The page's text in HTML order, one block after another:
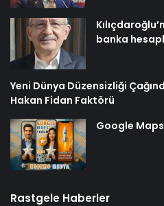
banka
Yeni Dünya Düzensizliği
Hakan Fidan Faktörü
Google Maps
Rastgele Haberler